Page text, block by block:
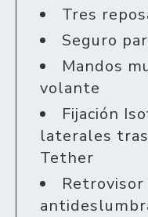
Tres
Seguro
Mandos
volante
Fijación
laterales
Tether